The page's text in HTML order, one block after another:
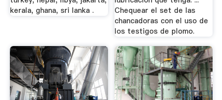
kerala, ghana, sri lanka .
Chequear el set de las
chancadoras con el uso de
los testigos de plomo.